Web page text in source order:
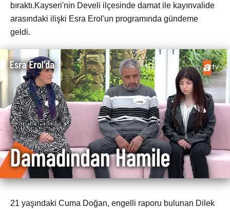
bıraktı.Kayseri'nin Develi ilçesinde damat ile kayınvalide
arasındaki ilişki Esra Erol'un programında gündeme
geldi.
21 yaşındaki Cuma Doğan, engelli raporu bulunan Dilek